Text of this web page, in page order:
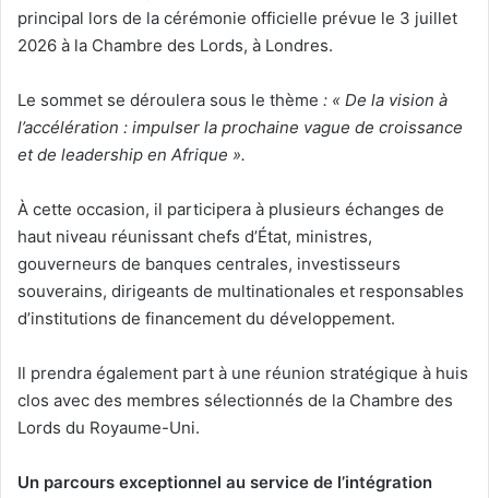
principal lors de la cérémonie officielle prévue le 3 juillet
2026 à la Chambre des Lords, à Londres.
Le sommet se déroulera sous le thème : « De la vision à
l’accélération : impulser la prochaine vague de croissance
et de leadership en Afrique ».
À cette occasion, il participera à plusieurs échanges de
haut niveau réunissant chefs d’État, ministres,
gouverneurs de banques centrales, investisseurs
souverains, dirigeants de multinationales et responsables
d’institutions de financement du développement.
Il prendra également part à une réunion stratégique à huis
clos avec des membres sélectionnés de la Chambre des
Lords du Royaume-Uni.
Un parcours exceptionnel au service de l’intégration